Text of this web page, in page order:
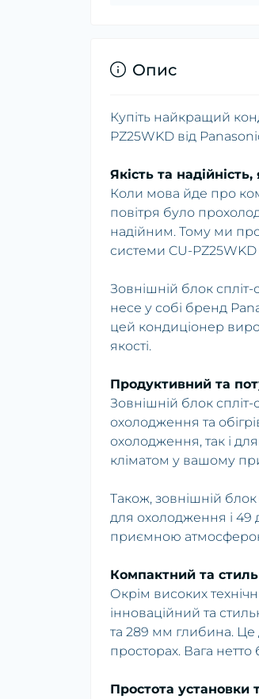
Опис
Купіть найкращий
PZ25WKD від
Якість та надійність,
Коли мова йде про
повітря було
надійним. Тому ми
системи CU-
Зовнішній блок
несе у собі бренд
цей кондиціонер
якості.
Продуктивний та
Зовнішній блок
охолодження та
охолодження, так і
кліматом у вашому
Також, зовнішній
для охолодження і 49
приємною
Компактний та
Окрім високих
інноваційний та
та 289 мм глибина. Це
просторах. Вага
Простота установки